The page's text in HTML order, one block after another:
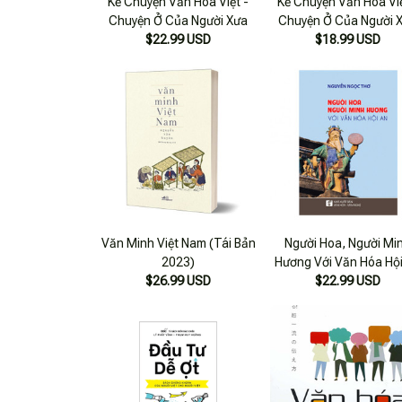
Chuyện Ở Của Người Xưa
$22.99 USD
Chuyện Ở Của Người
$18.99 USD
Văn Minh Việt Nam (Tái Bản
2023)
$26.99 USD
Người Hoa, Người
Hương Với Văn Hóa
$22.99 USD